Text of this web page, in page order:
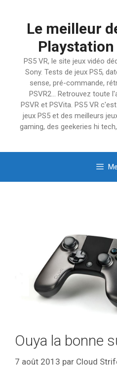
Le meilleur
Playstation
PS5 VR, le site jeux vidéo
Sony. Tests de jeux PS5,
sense, pré-commande,
PSVR2… Retrouvez toute
PSVR et PSVita. PS5 VR
jeux PS5 et des meilleurs
gaming, des geekeries hi
Ouya la bonne
7 août 2013 par Cloud